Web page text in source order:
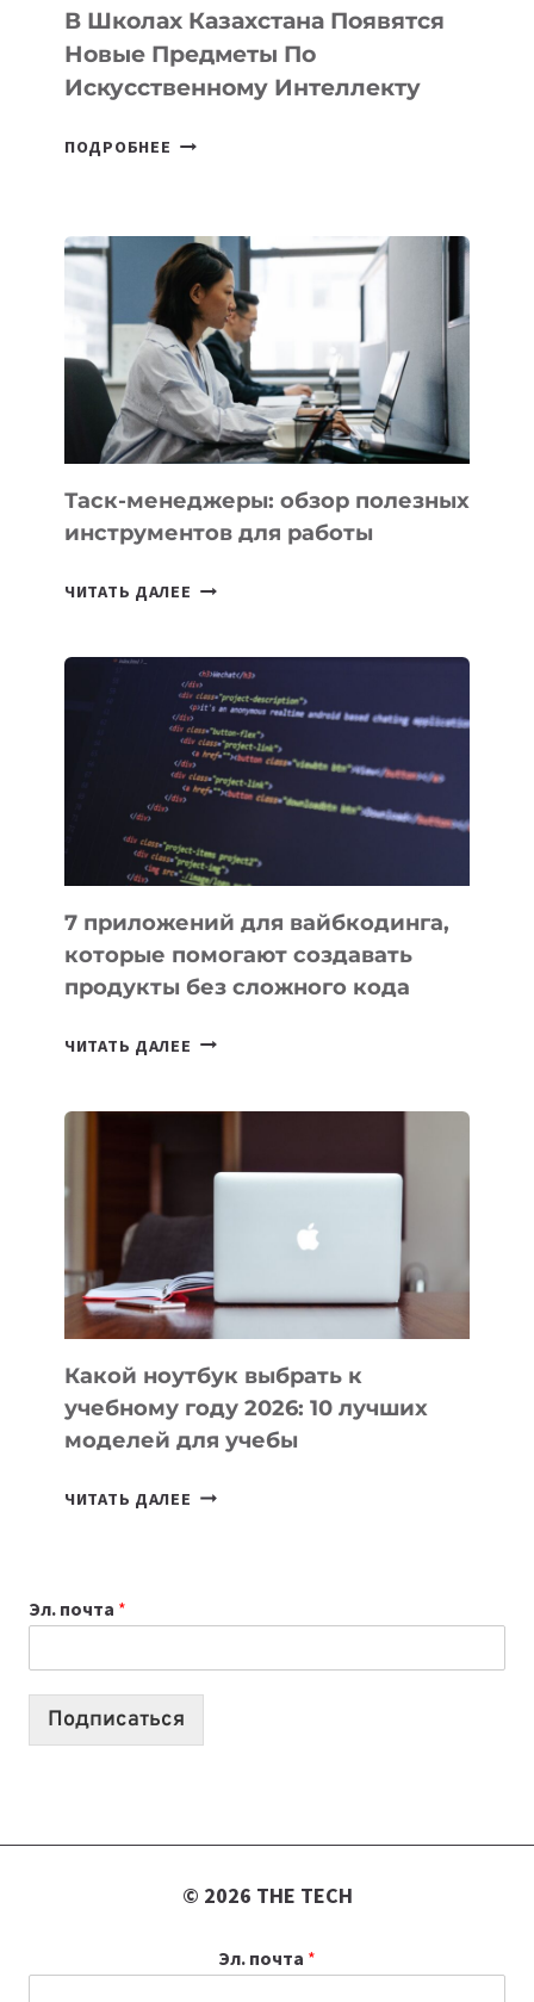
ТЕХНОЛОГИЧЕСКИХ
В Школах Казахстана Появятся
Новые Предметы По
Искусственному Интеллекту
ПОДРОБНЕЕ
НОВЫЕ
ПРЕДМЕТЫ
ПО
ИСКУССТВЕННОМУ
ИНТЕЛЛЕКТУ
Таск-менеджеры: обзор полезных
инструментов для работы
ЧИТАТЬ ДАЛЕЕ ТАСК-
ПОЛЕЗНЫХ
ИНСТРУМЕНТОВ
ДЛЯ
РАБОТЫ
7 приложений для вайбкодинга,
которые помогают создавать
продукты без сложного кода
ЧИТАТЬ ДАЛЕЕ 7
ПОМОГАЮТ
СОЗДАВАТЬ
БЕЗ
СЛОЖНОГО
КОДА
Какой ноутбук выбрать к
учебному году 2026: 10 лучших
моделей для учебы
ЧИТАТЬ ДАЛЕЕ КАКОЙ
2026:
10
Эл. почта *
Подписаться
© 2026 THE TECH
Эл. почта *